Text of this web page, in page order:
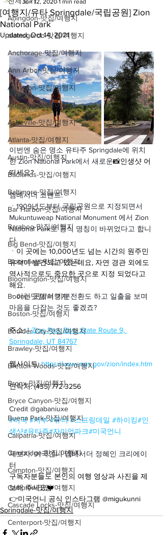
Abingdon-맛집/여행지
alamogordo-맛집/여행지
Anchorage-맛집/여행지
Ann Arbor-맛집/여행지
Arlington-맛집/여행지
Arlington-맛집/여행지
Asheville-맛집/여행지
Atlanta-맛집/여행지
Austin-맛집/여행지
Badlands-맛집/여행지
Baltimore-맛집/여행지
Bar Harbor-맛집/여행지
Baraboo-맛집/여행지
Big Bend-맛집/여행지
Bloomfield-맛집/여행지
Bloomington-맛집/여행지
Boone-맛집/여행지
Boston-맛집/여행지
Boulder City-맛집/여행지
Brawley-맛집/여행지
Bretton Woods-맛집/여행지
Bronx-맛집/여행지
Bryce Canyon-맛집/여행지
Buena Park-맛집/여행지
Calipatria-맛집/여행지
Cambridge-맛집/여행지
Campton-맛집/여행지
Campton-맛집/여행지
Cascade Locks-맛집/여행지
Centerport-맛집/여행지
[여행지/유타 Springdale/국립공원] Zion
National Park
Jun 12, 2020 1 min read
Updated:Oct 14, 2021
이번엔 숨은 명소 유타주 Springdale에 위치
한 Zion National Park에서 새로운📸인생샷 어
떠세요?
앰배서더 코멘트:
ㆍ 1909년도부터 국립공원으로 지정되면서
Mukuntuweap National Monument 에서 Zion
National Park로 공식 명칭이 바뀌었다고 합니
다.
ㆍ이 곳에는 10,000년도 넘는 시간의 원주민
유적이 발견되고 있는데요, 자연 경관 외에도
역사적으로도 중요한 곳으로 지정 되었다고
해요.
ㆍ이런 곳에서 기분전환도 하고 일출을 보며
마음을 다잡는 것도 좋겠죠?
주소: 1 Zion Park Blvd. State Route 9,
Springdale, UT 84767
웹사이트: https://www.nps.gov/zion/index.htm
연락처: (435) 772-3256
Credit @gabaniuxe
#미국 #서부 #유타 #스프링데일 #하이킹#인
생샷#유타주#자이언파크#미국언니
제보자: 미국언니 앰배서더 정혜인 크리에이
터
구독자분들도 본인의 여행 영상과 사진을 제
보해 주세요❤️
👉미국언니 공식 인스타그램 @migukunni
Springdale-맛집/여행지